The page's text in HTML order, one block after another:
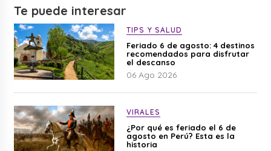
Te puede interesar
TIPS Y SALUD
Feriado 6 de agosto: 4 destinos
recomendados para disfrutar
el descanso
06 Ago 2026
VIRALES
¿Por qué es feriado el 6 de
agosto en Perú? Esta es la
historia